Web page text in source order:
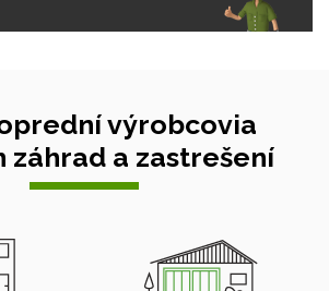
výrobcovia
záhrad a zastrešení